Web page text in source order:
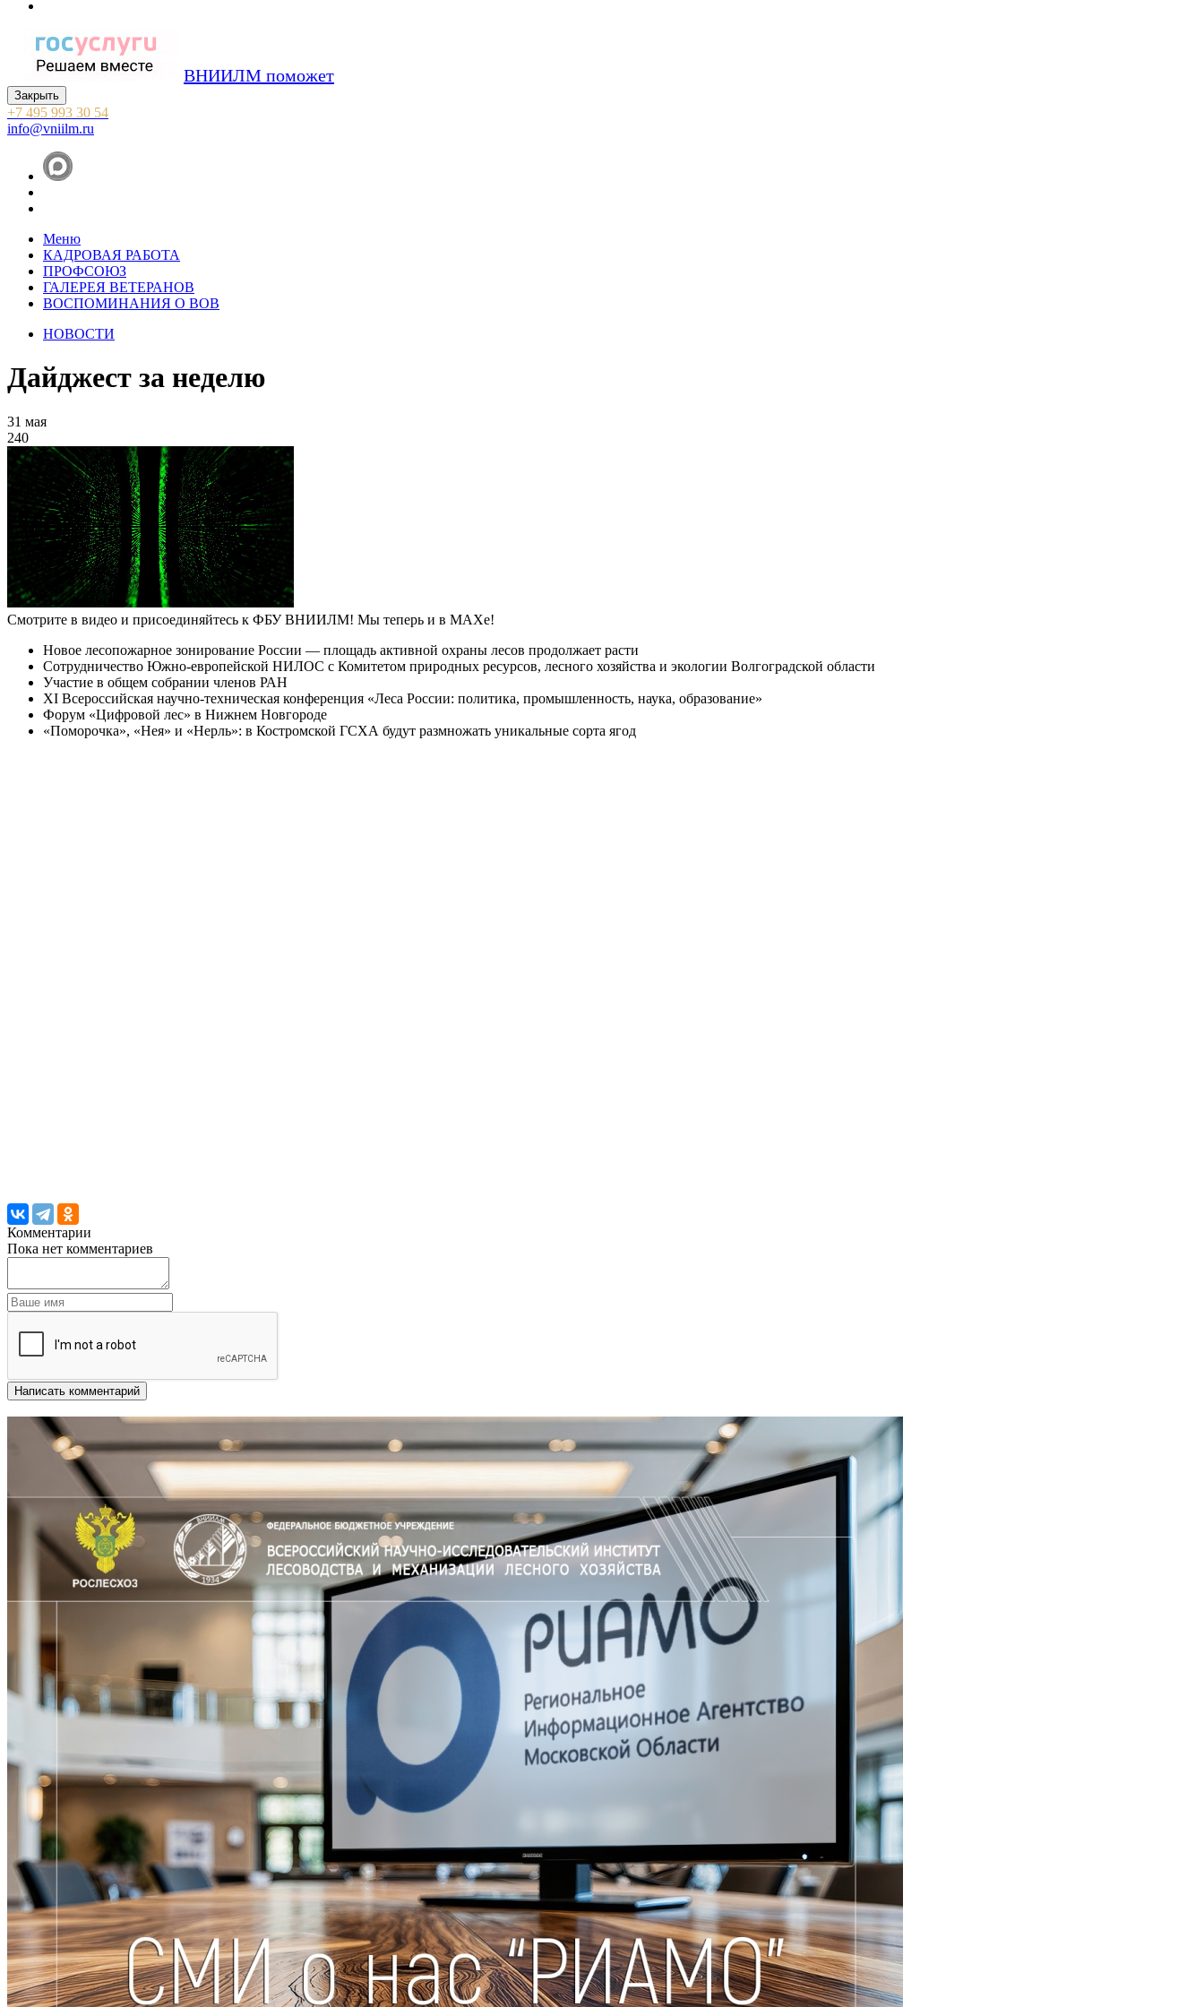
ВНИИЛМ поможет
Закрыть
+7 495 993 30 54
info@vniilm.ru
Меню
КАДРОВАЯ РАБОТА
ПРОФСОЮЗ
ГАЛЕРЕЯ ВЕТЕРАНОВ
ВОСПОМИНАНИЯ О ВОВ
НОВОСТИ
Дайджест за неделю
31 мая
240
Смотрите в видео и присоединяйтесь к ФБУ ВНИИЛМ! Мы теперь и в МАХе!
Новое лесопожарное зонирование России — площадь активной охраны лесов продолжает расти
Сотрудничество Южно-европейской НИЛОС с Комитетом природных ресурсов, лесного хозяйства и экологии Волгоградской области
Участие в общем собрании членов РАН
XI Всероссийская научно-техническая конференция «Леса России: политика, промышленность, наука, образование»
Форум «Цифровой лес» в Нижнем Новгороде
«Поморочка», «Нея» и «Нерль»: в Костромской ГСХА будут размножать уникальные сорта ягод
Комментарии
Пока нет комментариев
Написать комментарий